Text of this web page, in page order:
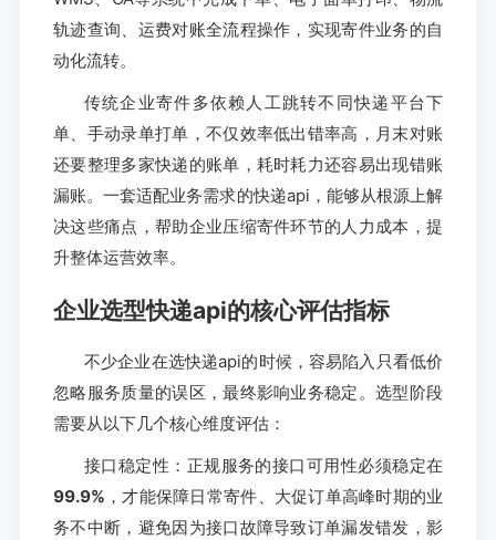
轨迹查询、运费对账全流程操作，实现寄件业务的自
动化流转。
传统企业寄件多依赖人工跳转不同快递平台下
单、手动录单打单，不仅效率低出错率高，月末对账
还要整理多家快递的账单，耗时耗力还容易出现错账
漏账。一套适配业务需求的快递api，能够从根源上解
决这些痛点，帮助企业压缩寄件环节的人力成本，提
升整体运营效率。
企业选型快递api的核心评估指标
不少企业在选快递api的时候，容易陷入只看低价
忽略服务质量的误区，最终影响业务稳定。选型阶段
需要从以下几个核心维度评估：
接口稳定性：正规服务的接口可用性必须稳定在
99.9% ，才能保障日常寄件、大促订单高峰时期的业
务不中断，避免因为接口故障导致订单漏发错发，影